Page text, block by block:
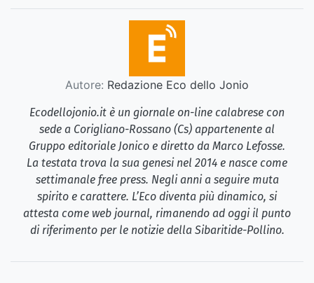
Autore: Redazione Eco dello Jonio
Ecodellojonio.it è un giornale on-line calabrese con
sede a Corigliano-Rossano (Cs) appartenente al
Gruppo editoriale Jonico e diretto da Marco Lefosse.
La testata trova la sua genesi nel 2014 e nasce come
settimanale free press. Negli anni a seguire muta
spirito e carattere. L’Eco diventa più dinamico, si
attesta come web journal, rimanendo ad oggi il punto
di riferimento per le notizie della Sibaritide-Pollino.